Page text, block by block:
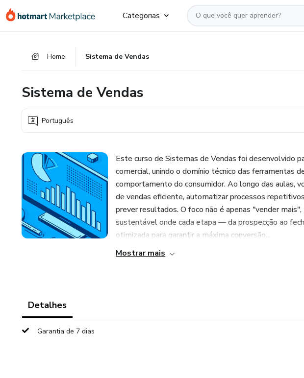
para
para
para
Categorias
Home Sistema de Vendas
Sistema de Vendas
Português
Este curso de Sistemas de Vendas foi desenvolvido
comercial, unindo o domínio técnico das ferramentas
comportamento do consumidor. Ao longo das aulas,
de vendas eficiente, automatizar processos
prever resultados. O foco não é apenas "vender
sustentável onde cada etapa — da prospecção ao
otimizada para garantir a máxima conversão...
Mostrar mais
Detalhes
Garantia de 7 dias